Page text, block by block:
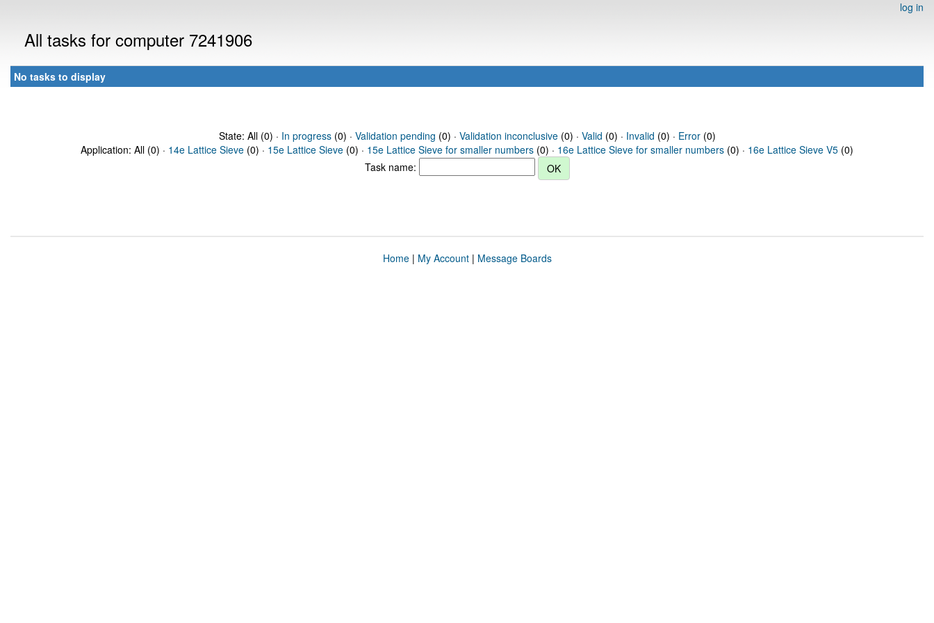
log in
All tasks for computer 7241906
No tasks to display
State: All (0) · In progress(0) · Validation pending (0) · Validation inconclusive(0) · Valid (0) · Invalid (0) · Error(0)
Application: All (0) · 14e Lattice Sieve (0) · 15e Lattice Sieve (0) · 15e Lattice Sieve for smaller numbers (0) · 16e Lattice Sieve for smaller numbers (0) · 16e Lattice Sieve V5 (0)
Task name:
Home| My Account| Message Boards